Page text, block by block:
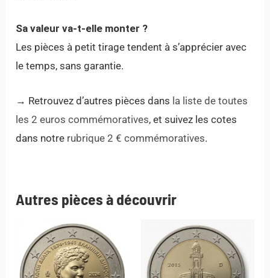
Sa valeur va-t-elle monter ?
Les pièces à petit tirage tendent à s’apprécier avec
le temps, sans garantie.
→ Retrouvez d’autres pièces dans la liste de toutes
les 2 euros commémoratives, et suivez les cotes
dans notre rubrique 2 € commémoratives.
Autres pièces à découvrir